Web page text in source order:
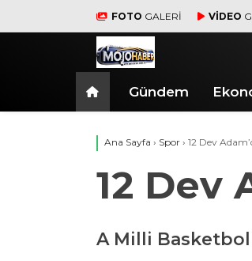
FOTO GALERİ VİDEO
Gündem
Ana Sayfa › Spor › 12 Dev
12 Dev
A Milli Basketbol